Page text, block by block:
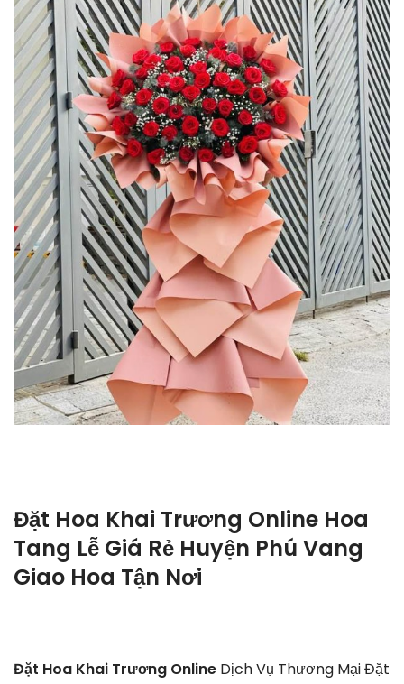
Đặt Hoa Khai Trương Online Hoa
Tang Lễ Giá Rẻ Huyện Phú Vang
Giao Hoa Tận Nơi
Đặt Hoa Khai Trương Online Dịch Vụ Thương Mại Đặt